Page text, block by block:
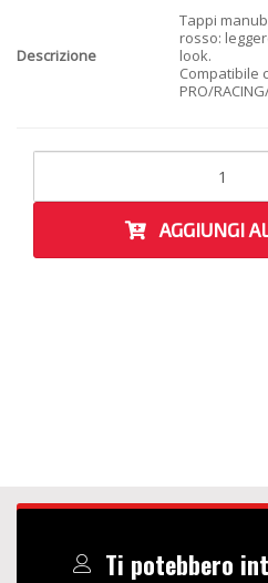
Descrizione
Tappi
rosso:
look.
Compatibile
PRO/
AGGIUNGI
Ti potebbero